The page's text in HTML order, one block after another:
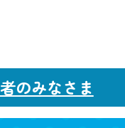
のみなさま